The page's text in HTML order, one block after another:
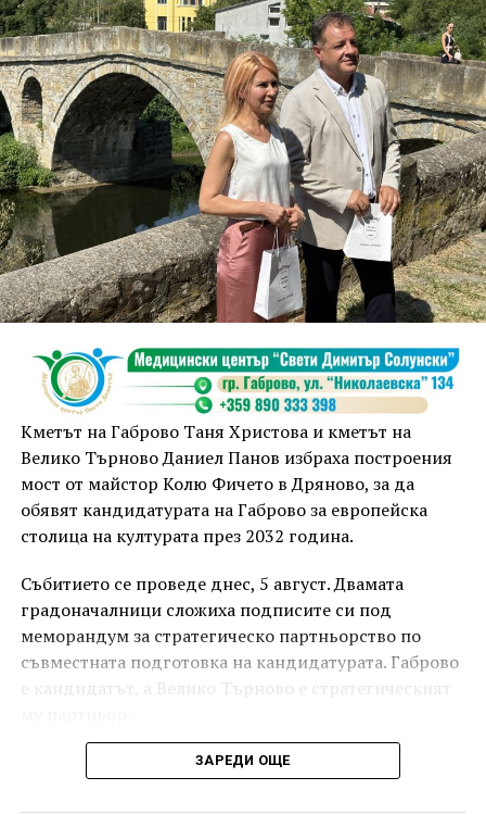
Кметът на Габрово Таня Христова и кметът на
Велико Търново Даниел Панов избраха построения
мост от майстор Колю Фичето в Дряново, за да
обявят кандидатурата на Габрово за европейска
столица на културата през 2032 година.
Събитието се проведе днес, 5 август. Двамата
градоначалници сложиха подписите си под
меморандум за стратегическо партньорство по
съвместната подготовка на кандидатурата. Габрово
е кандидатът, а Велико Търново е стратегическият
ЗАРЕДИ ОЩЕ